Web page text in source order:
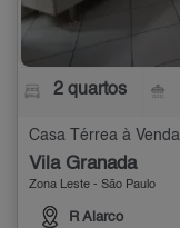
2 quartos
Casa Térrea à
Vila Granada
Zona Leste - São Paulo
R Alarco